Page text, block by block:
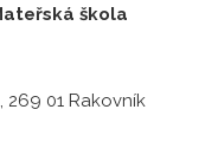
škola
269 01 Rakovník